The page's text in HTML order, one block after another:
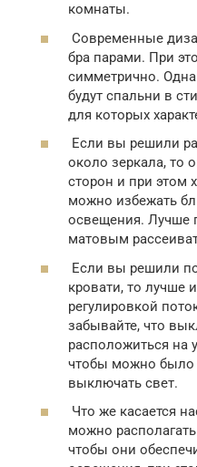
комнаты.
Современные
бра парами. При
симметрично.
будут спальни в
для которых
Если вы решили
около зеркала, то
сторон и при этом
можно избежать
освещения. Лучше
матовым
Если вы решили
кровати, то лучше
регулировкой
забывайте, что
расположиться на
чтобы можно было
выключать свет.
Что же касается
можно
чтобы они